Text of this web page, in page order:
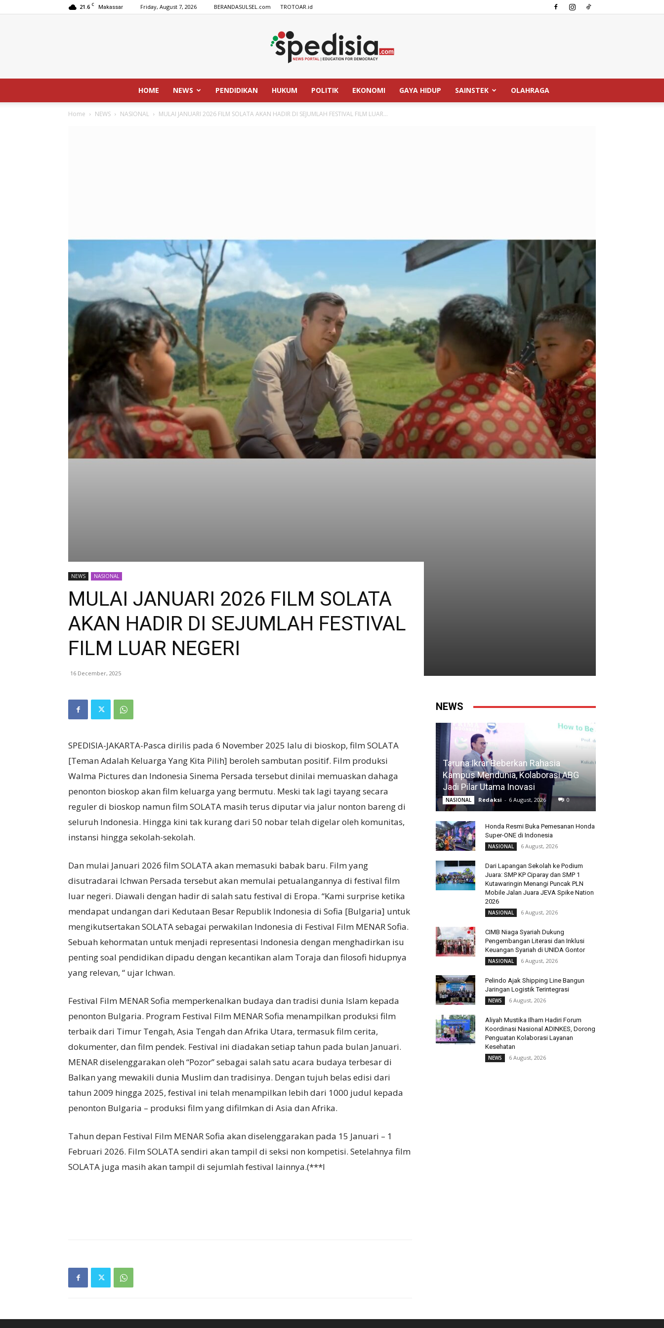
21.6 C Makassar Friday, August 7, 2026 BERANDASULSEL.com TROTOAR.id
SPEDISIA.com
HOME NEWS PENDIDIKAN HUKUM POLITIK EKONOMI GAYA HIDUP SAINSTEK OLAHRAGA
Home NEWS NASIONAL MULAI JANUARI 2026 FILM SOLATA AKAN HADIR DI SEJUMLAH FESTIVAL FILM LUAR...
NEWS NASIONAL
MULAI JANUARI 2026 FILM SOLATA
AKAN HADIR DI SEJUMLAH FESTIVAL
FILM LUAR NEGERI
16 December, 2025
SPEDISIA-JAKARTA-Pasca dirilis pada 6 November 2025 lalu di bioskop, film SOLATA
[Teman Adalah Keluarga Yang Kita Pilih] beroleh sambutan positif. Film produksi
Walma Pictures dan Indonesia Sinema Persada tersebut dinilai memuaskan dahaga
penonton bioskop akan film keluarga yang bermutu. Meski tak lagi tayang secara
reguler di bioskop namun film SOLATA masih terus diputar via jalur nonton bareng di
seluruh Indonesia. Hingga kini tak kurang dari 50 nobar telah digelar oleh komunitas,
instansi hingga sekolah-sekolah.
Dan mulai Januari 2026 film SOLATA akan memasuki babak baru. Film yang
disutradarai Ichwan Persada tersebut akan memulai petualangannya di festival film
luar negeri. Diawali dengan hadir di salah satu festival di Eropa. “Kami surprise ketika
mendapat undangan dari Kedutaan Besar Republik Indonesia di Sofia [Bulgaria] untuk
mengikutsertakan SOLATA sebagai perwakilan Indonesia di Festival Film MENAR Sofia.
Sebuah kehormatan untuk menjadi representasi Indonesia dengan menghadirkan isu
penting soal pendidikan dipadu dengan kecantikan alam Toraja dan filosofi hidupnya
yang relevan, “ ujar Ichwan.
Festival Film MENAR Sofia memperkenalkan budaya dan tradisi dunia Islam kepada
penonton Bulgaria. Program Festival Film MENAR Sofia menampilkan produksi film
terbaik dari Timur Tengah, Asia Tengah dan Afrika Utara, termasuk film cerita,
dokumenter, dan film pendek. Festival ini diadakan setiap tahun pada bulan Januari.
MENAR diselenggarakan oleh “Pozor” sebagai salah satu acara budaya terbesar di
Balkan yang mewakili dunia Muslim dan tradisinya. Dengan tujuh belas edisi dari
tahun 2009 hingga 2025, festival ini telah menampilkan lebih dari 1000 judul kepada
penonton Bulgaria – produksi film yang difilmkan di Asia dan Afrika.
Tahun depan Festival Film MENAR Sofia akan diselenggarakan pada 15 Januari – 1
Februari 2026. Film SOLATA sendiri akan tampil di seksi non kompetisi. Setelahnya film
SOLATA juga masih akan tampil di sejumlah festival lainnya.(***l
NEWS
Taruna Ikrar Beberkan Rahasia
Kampus Mendunia, Kolaborasi ABG
Jadi Pilar Utama Inovasi
NASIONAL Redaksi - 6 August, 2026 0
Honda Resmi Buka Pemesanan Honda
Super-ONE di Indonesia
NASIONAL 6 August, 2026
Dari Lapangan Sekolah ke Podium
Juara: SMP KP Ciparay dan SMP 1
Kutawaringin Menangi Puncak PLN
Mobile Jalan Juara JEVA Spike Nation
2026
NASIONAL 6 August, 2026
CIMB Niaga Syariah Dukung
Pengembangan Literasi dan Inklusi
Keuangan Syariah di UNIDA Gontor
NASIONAL 6 August, 2026
Pelindo Ajak Shipping Line Bangun
Jaringan Logistik Terintegrasi
NEWS 6 August, 2026
Aliyah Mustika Ilham Hadiri Forum
Koordinasi Nasional ADINKES, Dorong
Penguatan Kolaborasi Layanan
Kesehatan
NEWS 6 August, 2026